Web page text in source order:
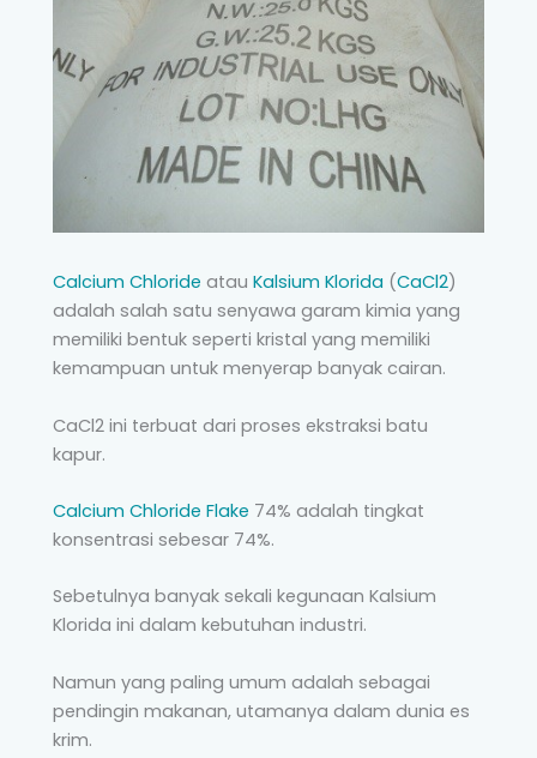
Calcium Chloride atau Kalsium Klorida (CaCl2)
adalah salah satu senyawa garam kimia yang
memiliki bentuk seperti kristal yang memiliki
kemampuan untuk menyerap banyak cairan.
CaCl2 ini terbuat dari proses ekstraksi batu
kapur.
Calcium Chloride Flake 74% adalah tingkat
konsentrasi sebesar 74%.
Sebetulnya banyak sekali kegunaan Kalsium
Klorida ini dalam kebutuhan industri.
Namun yang paling umum adalah sebagai
pendingin makanan, utamanya dalam dunia es
krim.